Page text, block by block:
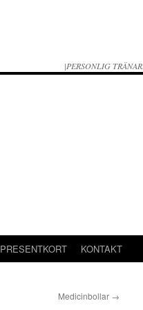
|PERSONLIG
PRESENTKORT KONTAKT
Medicinbollar →